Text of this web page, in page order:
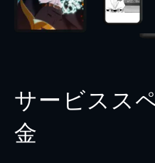
サービスス
金